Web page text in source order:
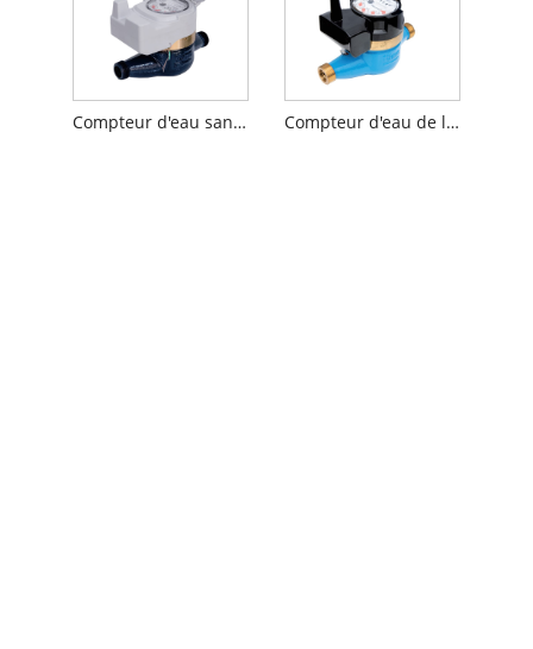
Compteur d'eau sans fil intelligent Compteur d'eau de lecture sans fil